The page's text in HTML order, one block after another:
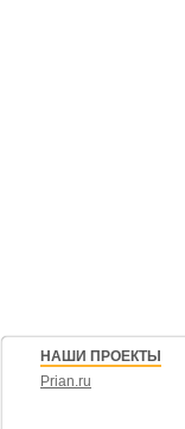
НАШИ ПРОЕКТЫ
Prian.ru